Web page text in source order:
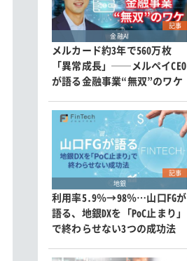
記事
金融AI
メルカード約3年で560万枚
「異常成長」──メルペイCEO
が語る金融事業“無双”のワケ
記事
地銀
利用率5.9％→98％…山口FGが
語る、地銀DXを「PoC止まり」
で終わらせない3つの成功法